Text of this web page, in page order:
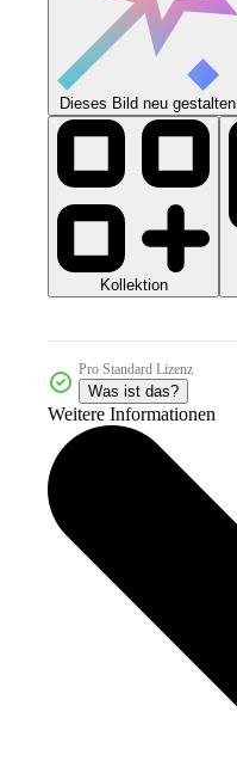
Dieses Bild neu gestalten
Kollektion
Pro Standard Lizenz
Was ist das?
Weitere Informationen